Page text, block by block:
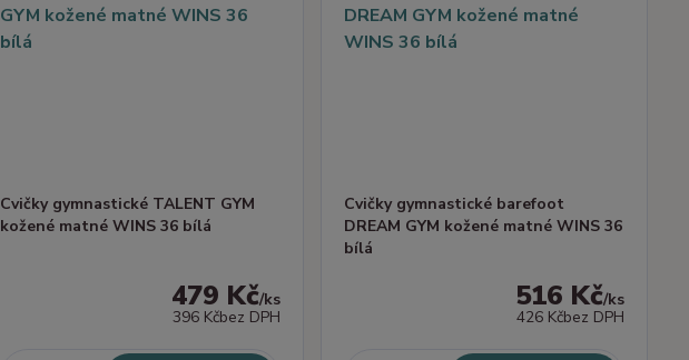
Cvičky gymnastické TALENT GYM
kožené matné WINS 36 bílá
479 Kč/ks
396 Kčbez DPH
Cvičky gymnastické barefoot
DREAM GYM kožené matné WINS 36
bílá
516 Kč/ks
426 Kčbez DPH